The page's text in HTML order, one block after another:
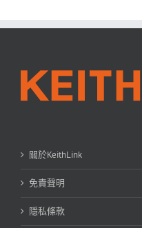
關於KeithLink
免責聲明
隱私條款